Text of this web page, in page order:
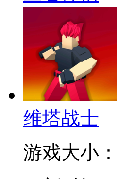
维塔战士
游戏大小：